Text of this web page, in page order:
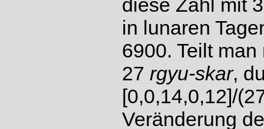
diese Zahl mit
in lunaren
6900. Teilt
27 rgyu-skar,
[0,0,14,0,12]/
Veränderung